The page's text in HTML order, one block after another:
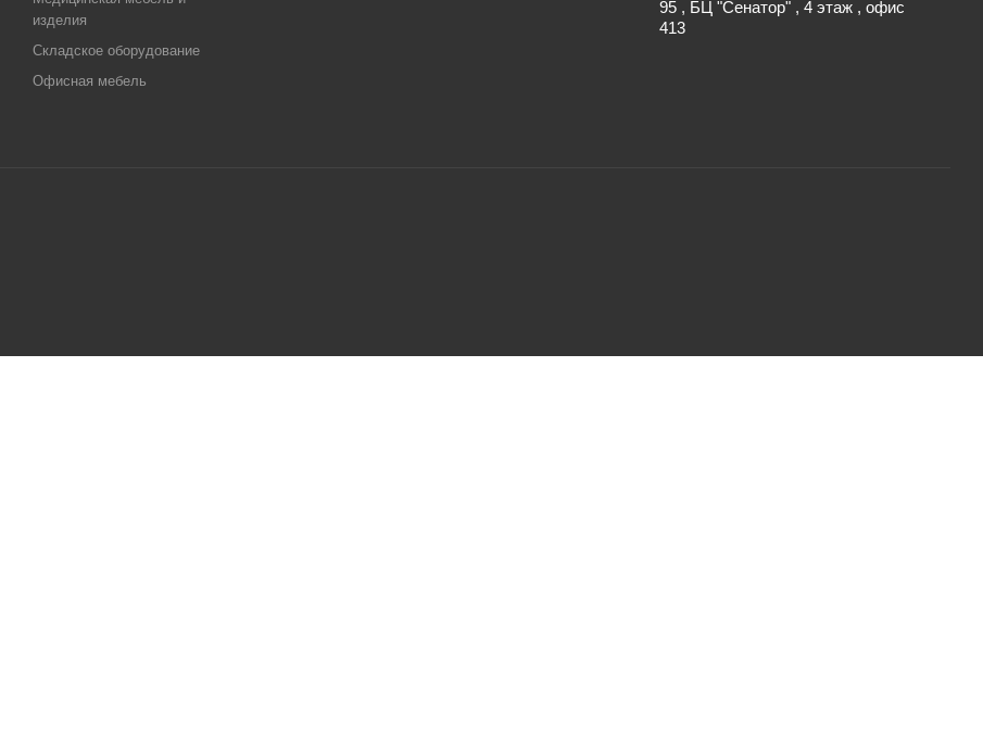
изделия
Складское оборудование
Офисная мебель
95 , БЦ "Сенатор" , 4 этаж , офис
413